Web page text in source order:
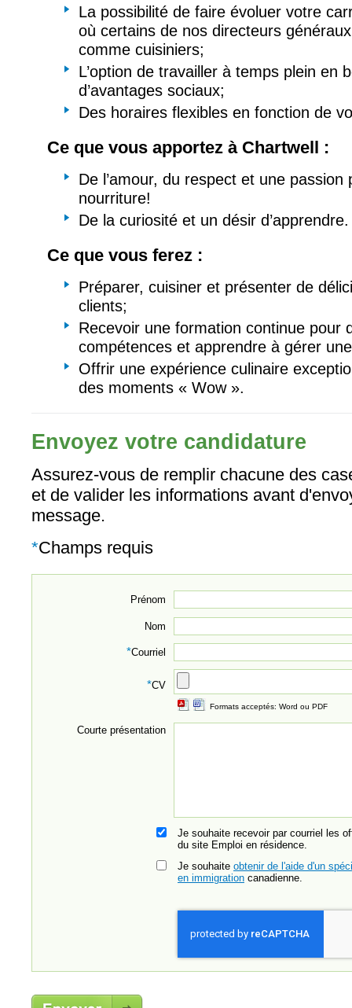
La possibilité de faire évoluer votre
où certains de nos directeurs
comme cuisiniers;
L’option de travailler à temps plein en
d’avantages sociaux;
Des horaires flexibles en fonction de
Ce que vous apportez à Chartwell :
De l’amour, du respect et une passion
nourriture!
De la curiosité et un désir d’apprendre.
Ce que vous ferez :
Préparer, cuisiner et présenter de
clients;
Recevoir une formation continue pour
compétences et apprendre à gérer
Offrir une expérience culinaire
des moments « Wow ».
Envoyez votre candidature
Assurez-vous de remplir chacune des
et de valider les informations avant
message.
*Champs requis
Prénom
Nom
*Courriel
*CV
Formats acceptés: Word ou PDF
Courte présentation
Je souhaite recevoir par courriel les
du site Emploi en résidence.
Je souhaite obtenir de l'aide d'un
en immigration canadienne.